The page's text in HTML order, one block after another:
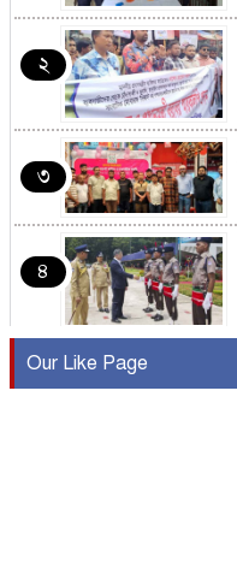
২
৩
৪
৫
Our Like Page